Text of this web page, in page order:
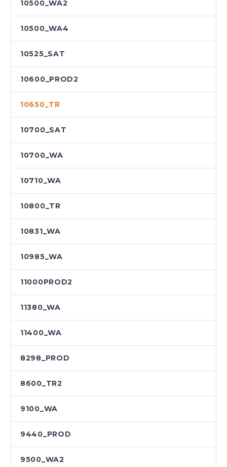
10500_WA2
10500_WA4
10525_SAT
10600_PROD2
10650_TR
10700_SAT
10700_WA
10710_WA
10800_TR
10831_WA
10985_WA
11000PROD2
11380_WA
11400_WA
8298_PROD
8600_TR2
9100_WA
9440_PROD
9500_WA2